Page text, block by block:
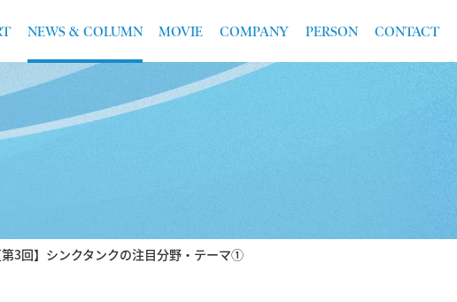
NEWS & COLUMN MOVIE COMPANY PERSON CONTACT
3回】シンクタンクの注目分野・テーマ①